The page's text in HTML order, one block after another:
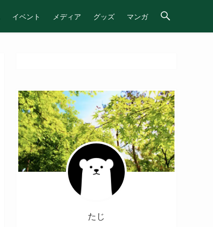
イベント メディア グッズ マンガ
たじ